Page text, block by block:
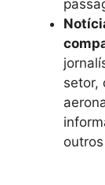
setor,